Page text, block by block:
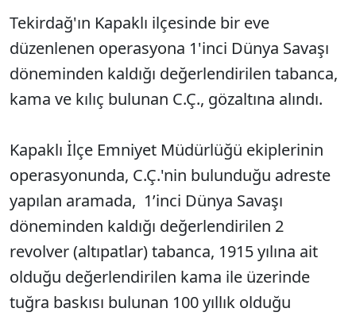
Tekirdağ'ın Kapaklı ilçesinde bir eve
düzenlenen operasyona 1'inci Dünya Savaşı
döneminden kaldığı değerlendirilen tabanca,
kama ve kılıç bulunan C.Ç., gözaltına alındı.
Kapaklı İlçe Emniyet Müdürlüğü ekiplerinin
operasyonunda, C.Ç.'nin bulunduğu adreste
yapılan aramada, 1’inci Dünya Savaşı
döneminden kaldığı değerlendirilen 2
revolver (altıpatlar) tabanca, 1915 yılına ait
olduğu değerlendirilen kama ile üzerinde
tuğra baskısı bulunan 100 yıllık olduğu